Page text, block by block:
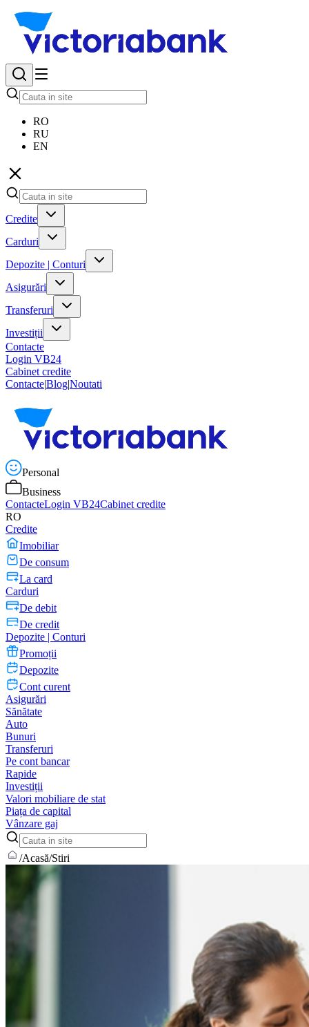
RO
RU
EN
Credite
Carduri
Depozite | Conturi
Asigurări
Transferuri
Investiții
Contacte
Login VB24
Cabinet credite
Contacte|Blog|Noutati
Personal
Business
ContacteLogin VB24Cabinet credite
RO
Credite
Imobiliar
De consum
La card
Carduri
De debit
De credit
Depozite | Conturi
Promoții
Depozite
Cont curent
Asigurări
Sănătate
Auto
Bunuri
Transferuri
Pe cont bancar
Rapide
Investiții
Valori mobiliare de stat
Piața de capital
Vânzare gaj
/Acasă/Stiri